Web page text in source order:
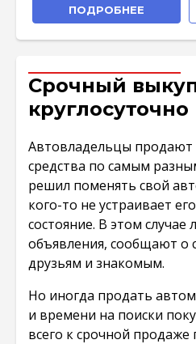
ПОДРОБНЕЕ
Срочный
круглосуточно
Автовладельцы продают
средства по самым
решил поменять свой
кого-то не устраивает
состояние. В этом
объявления, сообщают о
друзьям и знакомым.
Но иногда продать
и времени на поиски
всего к срочной